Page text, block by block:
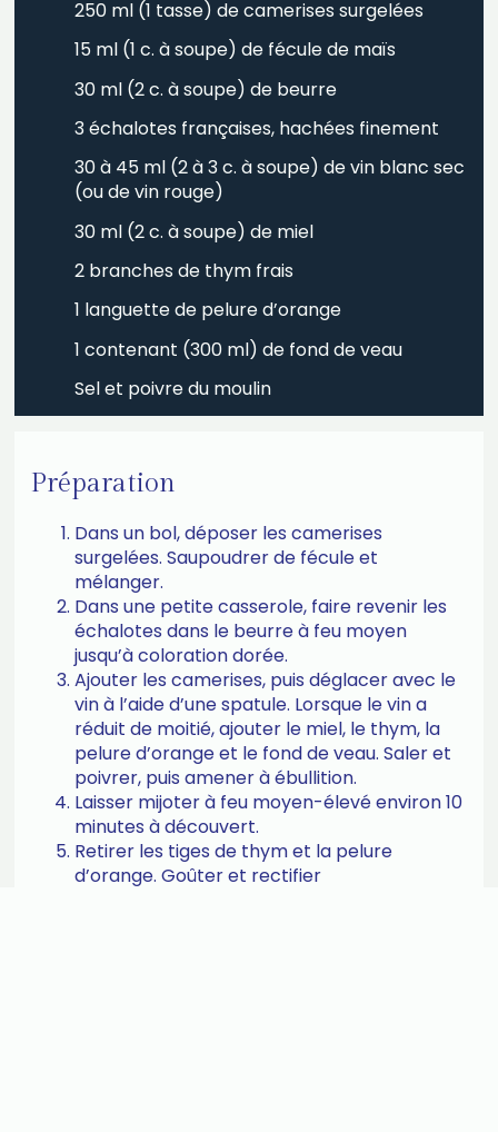
250 ml (1 tasse) de camerises surgelées
15 ml (1 c. à soupe) de fécule de maïs
30 ml (2 c. à soupe) de beurre
3 échalotes françaises, hachées finement
30 à 45 ml (2 à 3 c. à soupe) de vin blanc sec
(ou de vin rouge)
30 ml (2 c. à soupe) de miel
2 branches de thym frais
1 languette de pelure d’orange
1 contenant (300 ml) de fond de veau
Sel et poivre du moulin
Préparation
Dans un bol, déposer les camerises
surgelées. Saupoudrer de fécule et
mélanger.
Dans une petite casserole, faire revenir les
échalotes dans le beurre à feu moyen
jusqu’à coloration dorée.
Ajouter les camerises, puis déglacer avec le
vin à l’aide d’une spatule. Lorsque le vin a
réduit de moitié, ajouter le miel, le thym, la
pelure d’orange et le fond de veau. Saler et
poivrer, puis amener à ébullition.
Laisser mijoter à feu moyen-élevé environ 10
minutes à découvert.
Retirer les tiges de thym et la pelure
d’orange. Goûter et rectifier